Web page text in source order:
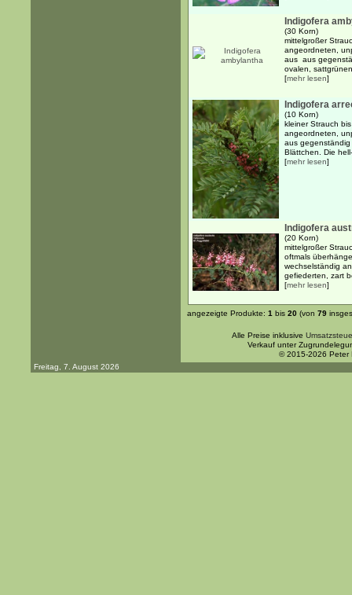
Indigofera
(30 Korn)
mittelgroßer
angeordneten,
aus aus
ovalen,
[mehr lesen]
Indigofera
(10 Korn)
kleiner Strauch
angeordneten,
aus
Blättchen. Die
[mehr lesen]
Indigofera
(20 Korn)
mittelgroßer
oftmals
wechselständig
gefiederten, zart
[mehr lesen]
angezeigte Produkte: 1 bis 20 (von 79
Alle Preise inklusive
Verkauf unter
© 2015-2026 Peter
Freitag, 7. August 2026